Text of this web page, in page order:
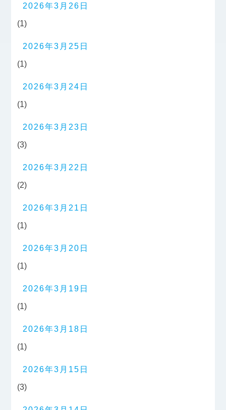
2026年3月26日
(1)
2026年3月25日
(1)
2026年3月24日
(1)
2026年3月23日
(3)
2026年3月22日
(2)
2026年3月21日
(1)
2026年3月20日
(1)
2026年3月19日
(1)
2026年3月18日
(1)
2026年3月15日
(3)